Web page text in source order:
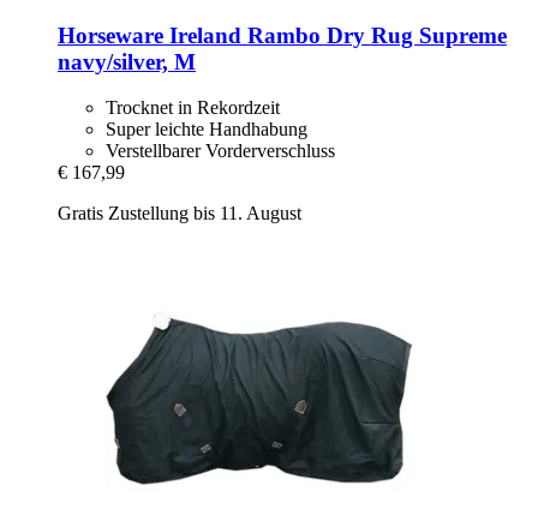
Horseware Ireland Rambo Dry Rug Supreme
navy/silver, M
Trocknet in Rekordzeit
Super leichte Handhabung
Verstellbarer Vorderverschluss
€ 167,99
Gratis Zustellung bis 11. August